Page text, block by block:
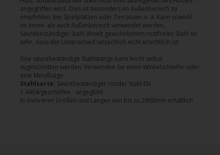
angegriffen wird. Dies ist besonders im Außenbereich zu
empfehlen, bei Spielplätzen oder Terrassen o. ä. Kann sowohl
im Innen- als auch Außenbereich verwendet werden.
Säurebeständiger Stahl ähnelt gewöhnlichem rostfreien Stahl so
sehr, dass der Unterschied tatsächlich nicht ersichtlich ist.
Eine säurebeständige Stahlstange kann leicht selbst
zugeschnitten werden. Verwenden Sie einen Winkelschleifer oder
eine Metallsäge.
Stahlsorte: Säurebeständiger runder Stahl EN
1.4404/geschliffen - ungeglüht
In mehreren Größen und Längen von bis zu 2900mm erhältlich